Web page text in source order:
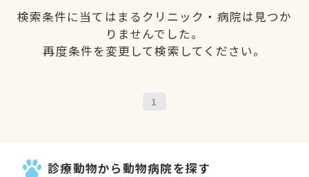
検索条件に当てはまるクリニック・病院は見つか
りませんでした。
再度条件を変更して検索してください。
1
診療動物から動物病院を探す